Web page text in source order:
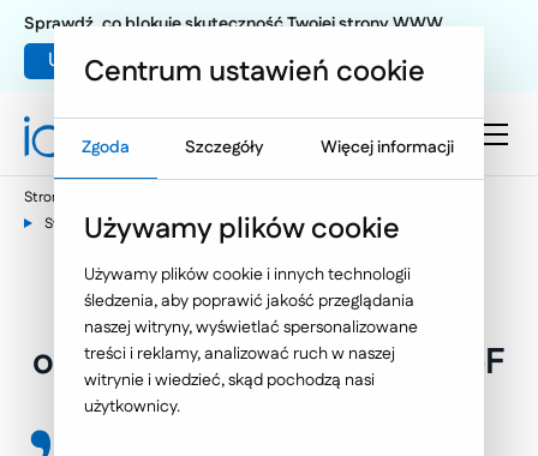
Umów warsztat UX
Sprawdź, co blokuje skuteczność Twojej strony WWW
Strona główna
System elektronicznego obiegu Faktur zgodny z KSeF
System elektronicznego
obiegu Faktur zgodny z KSeF
Centrum ustawień cookie
Zgoda Szczegóły Więcej informacji
Używamy plików cookie
Używamy plików cookie i innych technologii
śledzenia, aby poprawić jakość przeglądania
naszej witryny, wyświetlać spersonalizowane
treści i reklamy, analizować ruch w naszej
witrynie i wiedzieć, skąd pochodzą nasi
użytkownicy.